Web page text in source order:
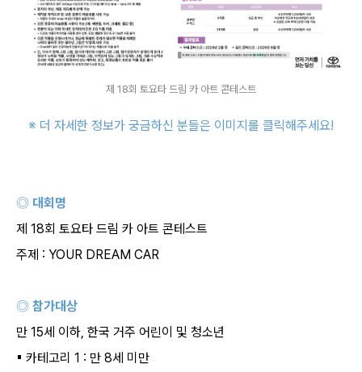
제 18회 토요타 드림 카 아트 콘테스트
※ 더 자세한 정보가 궁금하신 분들은 이미지를 클릭해주세요!
◎ 대회명
제 18회 토요타 드림 카 아트 콘테스트
주제 : YOUR DREAM CAR
◎ 참가대상
만 15세 이하, 한국 거주 어린이 및 청소년
▪ 카테고리 1 : 만 8세 미만